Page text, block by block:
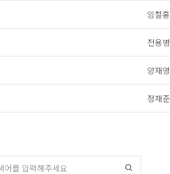
임철홍
전용병
양재영
정재준